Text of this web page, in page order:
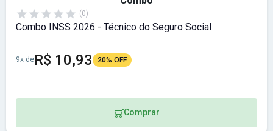
(0)
Combo INSS 2026 - Técnico do Seguro Social
9x deR$ 10,93 20% OFF
Comprar